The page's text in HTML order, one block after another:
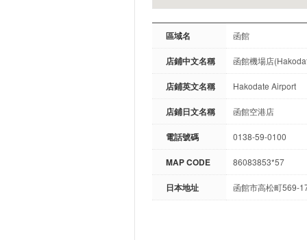
區域名 函館
店鋪中文名稱 函館機場店
店鋪英文名稱 Hakodate Airport
店鋪日文名稱 函館空港店
電話號碼 0138-59-0100
MAP CODE 86083853*57
日本地址 函館市高松町569-